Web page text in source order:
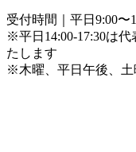
受付時間｜平日9:00〜
※平日14:00-17:30は
たします
※木曜、平日午後、土